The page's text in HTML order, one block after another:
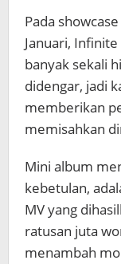
Pada
Januari,
banyak sekali
didengar, jadi
memberikan
memisahkan
Mini album
kebetulan,
MV yang
ratusan juta
menambah